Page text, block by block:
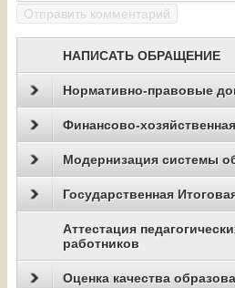
НАПИСАТЬ ОБРАЩЕНИЕ
Нормативно-правовые
Финансово-
Модернизация системы
Государственная
Аттестация
работников
Оценка качества